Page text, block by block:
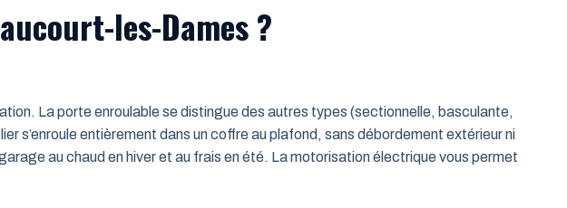
les-Dames ?
La porte enroulable se distingue des autres types (sectionnelle, basculante,
s’enroule entièrement dans un coffre au plafond, sans débordement extérieur ni
au chaud en hiver et au frais en été. La motorisation électrique vous permet